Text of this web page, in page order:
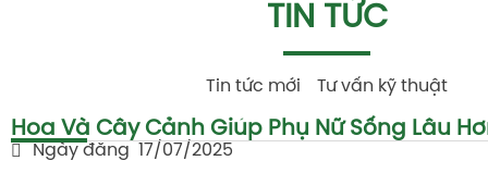
TIN TỨC
Tin tức mới Tư vấn kỹ thuật
Hoa Và Cây Cảnh Giúp Phụ Nữ Sống Lâu
Ngày đăng 17/07/2025